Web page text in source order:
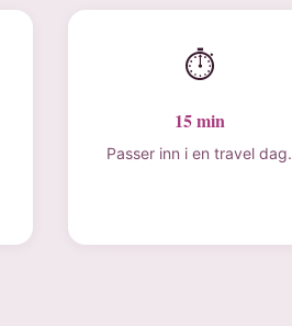
⏱
15 min
Passer inn i en travel dag.